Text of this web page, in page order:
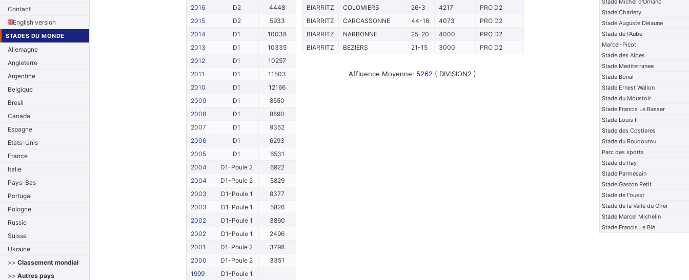
Contact
English version
STADES DU MONDE
Allemagne
Angleterre
Argentine
Belgique
Bresil
Canada
Espagne
Etats-Unis
France
Italie
Pays-Bas
Portugal
Pologne
Russie
Suisse
Ukraine
>> Classement mondial
>> Autres pays
2016
D2
4448
2015
D2
5933
2014
D1
10038
2013
D1
10335
2012
D1
10257
2011
D1
11503
2010
D1
12166
2009
D1
8550
2008
D1
8890
2007
D1
9352
2006
D1
6293
2005
D1
6531
2004
D1-Poule 2
6922
2004
D1-Poule 2
5829
2003
D1-Poule 1
8377
2003
D1-Poule 1
5826
2002
D1-Poule 1
3860
2002
D1-Poule 1
2496
2001
D1-Poule 2
3798
2000
D1-Poule 2
3351
1999
D1-Poule 1
BIARRITZ
COLOMIERS 26-3 4217
PRO D2
BIARRITZ
CARCASSONNE 44-16 4073
PRO D2
BIARRITZ
NARBONNE 25-20 4000
PRO D2
BIARRITZ
BEZIERS 21-15 3000 PRO D2
Affluence Moyenne: 5262 ( DIVISION2 )
Stade Michel d'Ornano
Stade Charlety
Stade Auguste Delaune
Stade de l'Aube
Marcel-Picot
Stade des Alpes
Stade Mediterranee
Stade Bonal
Stade Ernest Wallon
Stade du Moustoir
Stade Francis Le Basser
Stade Louis II
Stade des Costieres
Stade du Roudourou
Parc des sports
Stade du Ray
Stade Parmesain
Stade Gaston Petit
Stade de l'ouest
Stade de la Valle du Cher
Stade Marcel Michelin
Stade Francis Le Blé